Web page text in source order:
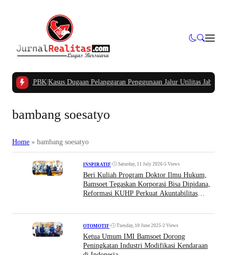
APBK|Kasus Dugaan Pelanggaran Penggunaan Jalur Utilitas Jababeka
bambang soesatyo
Home » bambang soesatyo
INSPIRATIF • Saturday, 11 July 2026•5 Views
Beri Kuliah Program Doktor Ilmu Hukum,
Bamsoet Tegaskan Korporasi Bisa Dipidana,
Reformasi KUHP Perkuat Akuntabilitas
OTOMOTIF • Tuesday, 10 June 2025 •2 Views
Ketua Umum IMI Bamsoet Dorong
Peningkatan Industri Modifikasi Kendaraan